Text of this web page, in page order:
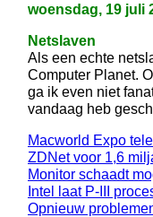
woensdag, 19 juli
Netslaven
Als een echte
Computer Planet.
ga ik even niet
vandaag heb
Macworld Expo
ZDNet voor 1,6
Monitor schaadt
Intel laat P-III
Opnieuw